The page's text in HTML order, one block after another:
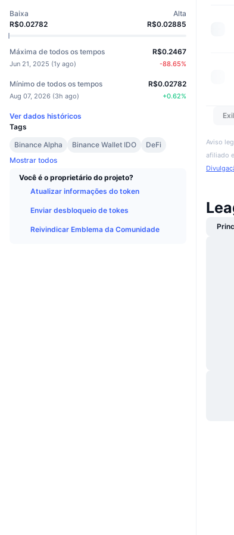
Baixa
R$0.02782
Alta
R$0.02885
Máxima de todos os tempos
Jun 21, 2025 (1y ago)
R$0.2467
-88.65%
Mínimo de todos os tempos
Aug 07, 2026 (3h ago)
R$0.02782
+0.62%
Ver dados históricos
Tags
Binance Alpha
Binance Wallet IDO
DeFi
Mostrar todos
Você é o proprietário do projeto?
Atualizar informações do token
Enviar desbloqueio de tokes
Reivindicar Emblema da Comunidade
Aviso
afiliado